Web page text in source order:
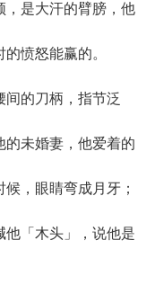
，是大汗的臂膀，他
愤怒能赢的。
的刀柄，指节泛
未婚妻，他爱着的
，眼睛弯成月牙；
他「木头」，说他是